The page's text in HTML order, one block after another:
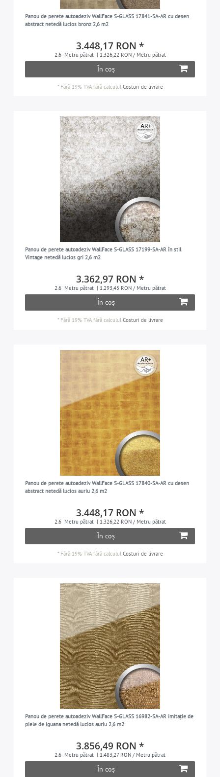
Panou de perete autoadeziv WallFace S-GLASS 17841-SA-AR cu desen
abstract netedă lucios bronz 2,6 m2
3.448,17 RON *
2.6 Metru pătrat | 1.326,22 RON / Metru pătrat
În coș
* Fără 19% TVAfără calculul Costuri de livrare
Panou de perete autoadeziv WallFace S-GLASS 17199-SA-AR în stil
Vintage netedă lucios gri 2,6 m2
3.362,97 RON *
2.6 Metru pătrat | 1.293,45 RON / Metru pătrat
În coș
* Fără 19% TVAfără calculul Costuri de livrare
Panou de perete autoadeziv WallFace S-GLASS 17840-SA-AR cu desen
abstract netedă lucios auriu 2,6 m2
3.448,17 RON *
2.6 Metru pătrat | 1.326,22 RON / Metru pătrat
În coș
* Fără 19% TVAfără calculul Costuri de livrare
Panou de perete autoadeziv WallFace S-GLASS 16982-SA-AR imitație de
piele de iguana netedă lucios auriu 2,6 m2
3.856,49 RON *
2.6 Metru pătrat | 1.483,27 RON / Metru pătrat
În coș